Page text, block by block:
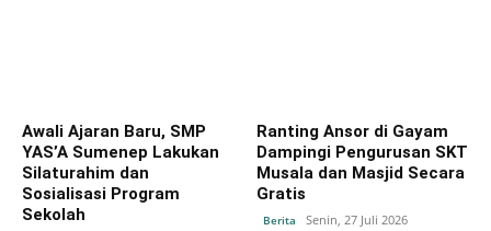
Awali Ajaran Baru, SMP
YAS’A Sumenep Lakukan
Silaturahim dan
Sosialisasi Program
Sekolah
Ranting Ansor di Gayam
Dampingi Pengurusan SKT
Musala dan Masjid Secara
Gratis
Berita Senin, 27 Juli 2026